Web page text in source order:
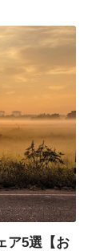
ア5選【お